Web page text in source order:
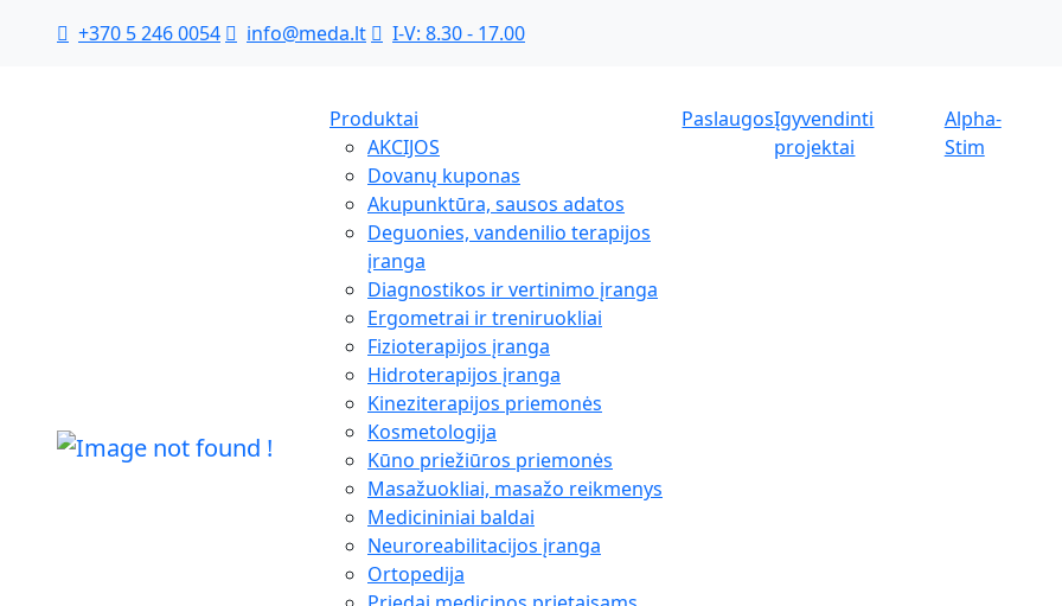
+370 5 246 0054 info@meda.lt I-V: 8.30 - 17.00
Produktai
AKCIJOS
Dovanų kuponas
Akupunktūra, sausos adatos
Deguonies, vandenilio terapijos
įranga
Diagnostikos ir vertinimo įranga
Ergometrai ir treniruokliai
Fizioterapijos įranga
Hidroterapijos įranga
Kineziterapijos priemonės
Kosmetologija
Kūno priežiūros priemonės
Masažuokliai, masažo reikmenys
Medicininiai baldai
Neuroreabilitacijos įranga
Ortopedija
PaslaugosĮgyvendinti
projektai
Alpha-
Stim